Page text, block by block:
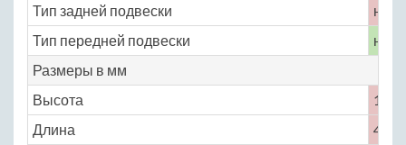
Тип задней подвески
Тип передней подвески
Размеры в мм
Высота
1180
Длина
4495